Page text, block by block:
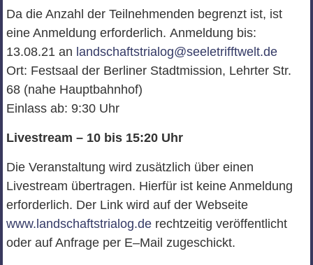
Da die Anzahl der Teilnehmenden begrenzt ist, ist
eine Anmeldung erforderlich. Anmeldung bis:
13.08.21 an landschaftstrialog@seeletrifftwelt.de
Ort: Festsaal der Berliner Stadtmission, Lehrter Str.
68 (nahe Hauptbahnhof)
Einlass ab: 9:30 Uhr
Livestream – 10 bis 15:20 Uhr
Die Veranstaltung wird zusätzlich über einen
Livestream übertragen. Hierfür ist keine Anmeldung
erforderlich. Der Link wird auf der Webseite
www.landschaftstrialog.de rechtzeitig veröffentlicht
oder auf Anfrage per E–Mail zugeschickt.